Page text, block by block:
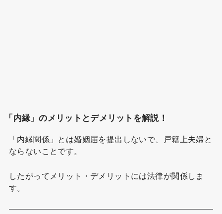
「内縁」のメリットとデメリットを解説！
「内縁関係」とは婚姻届を提出しないで、戸籍上夫婦と
ならないことです。
したがってメリット・デメリットには法律が関係しま
す。